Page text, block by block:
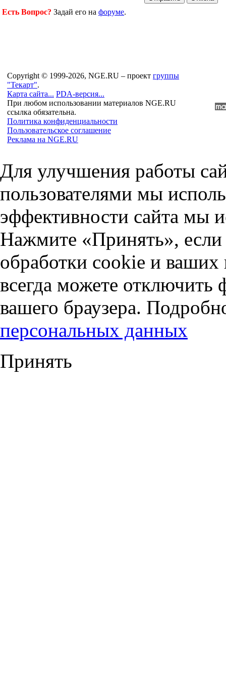
Есть Вопрос? Задай его на форуме.
Copyright © 1999-2026, NGE.RU – проект группы
"Текарт".
Карта сайта... PDA-версия...
При любом использовании материалов NGE.RU
ссылка обязательна.
Политика конфиденциальности
Пользовательское соглашение
Реклама на NGE.RU
Для улучшения работы
пользователями мы
эффективности сайта мы
Нажмите «Принять», если
обработки cookie и
всегда можете отключить
вашего браузера.
персональных данных
Принять